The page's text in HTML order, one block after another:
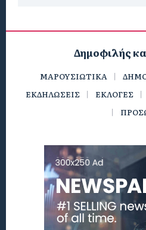
Δημοφιλής
ΜΑΡΟΥΣΙΩΤΙΚΑ
ΕΚΔΗΛΩΣΕΙΣ
ΕΚΛΟΓΕΣ